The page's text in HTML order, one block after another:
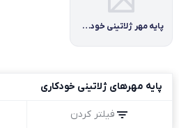
پایه مهر ژلاتینی خودکاری برند سرداش
پایه مهرهای ژلاتینی خودکاری
فیلتر کردن